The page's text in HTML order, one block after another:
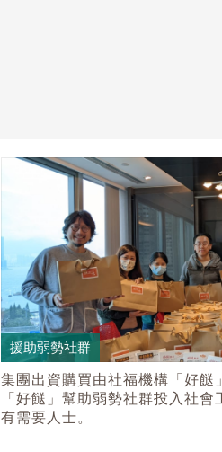
援助弱勢社群
集團出資購買由社福機構「好餸
「好餸」幫助弱勢社群投入社
有需要人士。